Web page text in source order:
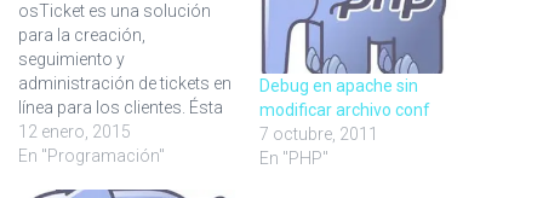
osTicket es una solución
para la creación,
seguimiento y
administración de tickets en
línea para los clientes. Ésta
herramienta es una de las
famosas, pero no es muy
12 enero, 2015
En "Programación"
Debug en apache sin
modificar archivo conf
7 octubre, 2011
En "PHP"